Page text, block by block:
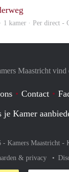
· 1 kamer · Per direct -
Maastricht
Contact
je Kamer
- Kamers Maastricht -
& privacy